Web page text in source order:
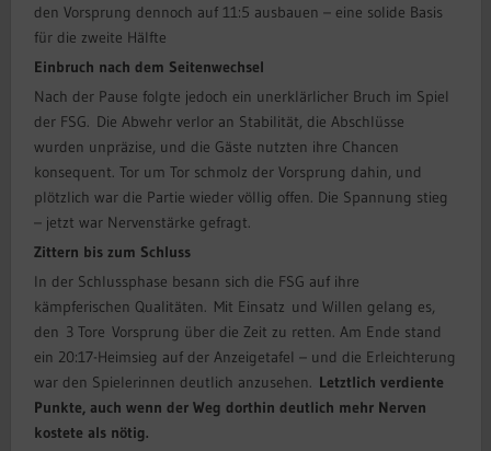
den Vorsprung dennoch auf 11:5 ausbauen – eine solide Basis
für die zweite Hälfte
Einbruch nach dem Seitenwechsel
Nach der Pause folgte jedoch ein unerklärlicher Bruch im Spiel
der FSG. Die Abwehr verlor an Stabilität, die Abschlüsse
wurden unpräzise, und die Gäste nutzten ihre Chancen
konsequent. Tor um Tor schmolz der Vorsprung dahin, und
plötzlich war die Partie wieder völlig offen. Die Spannung stieg
– jetzt war Nervenstärke gefragt.
Zittern bis zum Schluss
In der Schlussphase besann sich die FSG auf ihre
kämpferischen Qualitäten. Mit Einsatz und Willen gelang es,
den 3 Tore Vorsprung über die Zeit zu retten. Am Ende stand
ein 20:17-Heimsieg auf der Anzeigetafel – und die Erleichterung
war den Spielerinnen deutlich anzusehen. Letztlich verdiente
Punkte, auch wenn der Weg dorthin deutlich mehr Nerven
kostete als nötig.